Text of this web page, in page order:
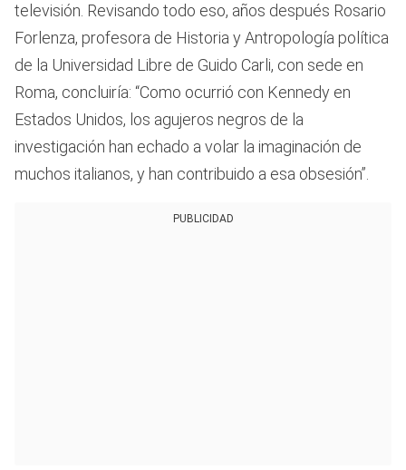
televisión. Revisando todo eso, años después Rosario
Forlenza, profesora de Historia y Antropología política
de la Universidad Libre de Guido Carli, con sede en
Roma, concluiría: “Como ocurrió con Kennedy en
Estados Unidos, los agujeros negros de la
investigación han echado a volar la imaginación de
muchos italianos, y han contribuido a esa obsesión”.
PUBLICIDAD